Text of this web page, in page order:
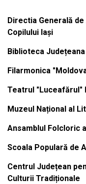
Directia Generală
Copilului Iași
Biblioteca
Filarmonica
Teatrul "Luceafărul"
Muzeul Național al
Ansamblul Folcloric
Scoala Populară de
Centrul Județean
Culturii Tradiționale